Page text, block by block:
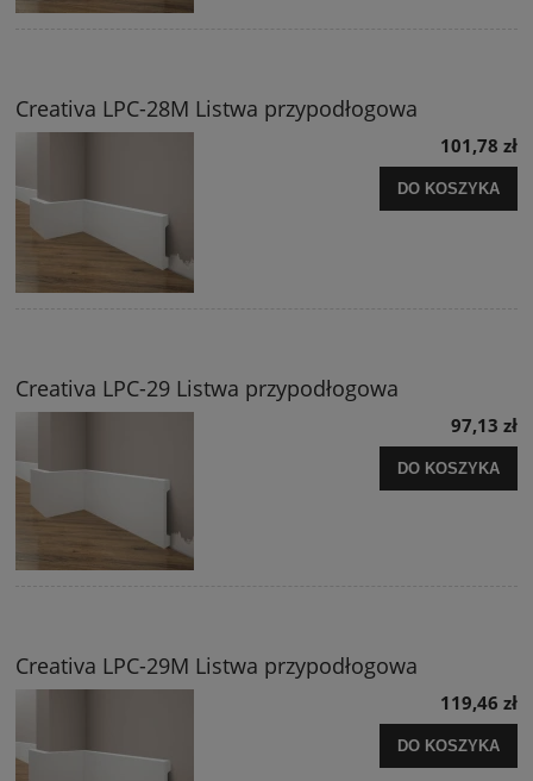
Creativa LPC-28M Listwa przypodłogowa
101,78 zł
DO KOSZYKA
Creativa LPC-29 Listwa przypodłogowa
97,13 zł
DO KOSZYKA
Creativa LPC-29M Listwa przypodłogowa
119,46 zł
DO KOSZYKA